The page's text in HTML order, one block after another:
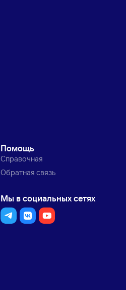
Помощь
Справочная
Обратная связь
Мы в социальных сетях